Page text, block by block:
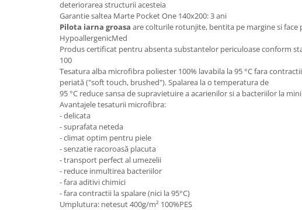
Mobila camera copii
Scaune birou pentru copii
Saltele patuturi copii
Masa si scaune gradinita
Seturi comode living si dormitor
deteriorarea structurii acesteia
Garantie saltea Marte Pocket One 140x200: 3 ani
Pilota iarna groasa are colturile rotunjite, bentita pe margine si face
HypoallergenicMed
Produs certificat pentru absenta substantelor periculoase conform
100
Tesatura alba microfibra poliester 100% lavabila la 95 °C fara
periată ("soft touch, brushed"). Spalarea la o temperatura de
95 °C reduce sansa de supravietuire a acarienilor si a bacteriilor la
Avantajele tesaturii microfibra:
- delicata
- suprafata neteda
- climat optim pentru piele
- senzatie racoroasă placuta
- transport perfect al umezelii
- reduce inmultirea bacteriilor
- fara aditivi chimici
- fara contractii la spalare (nici la 95°C)
Umplutura: netesut 400g/m² 100%PES